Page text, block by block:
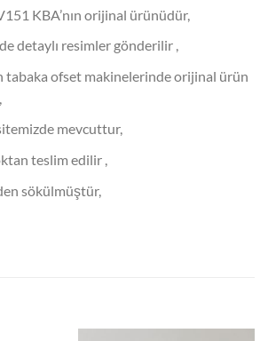
KBA’nın orijinal ürünüdür,
detaylı resimler gönderilir ,
tabaka ofset makinelerinde orijinal ürün
mevcuttur,
teslim edilir ,
sökülmüştür,